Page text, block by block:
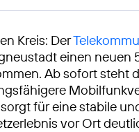
Kreis: Der
einen neuen
Ab sofort steht
für eine stabile
vor Ort